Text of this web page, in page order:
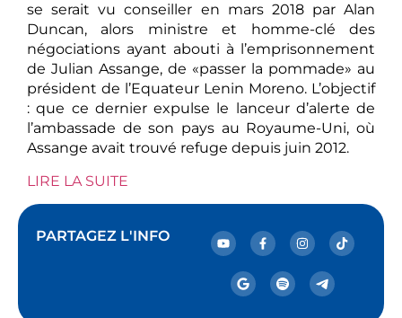
se serait vu conseiller en mars 2018 par Alan
Duncan, alors ministre et homme-clé des
négociations ayant abouti à l’emprisonnement
de Julian Assange, de «passer la pommade» au
président de l’Equateur Lenin Moreno. L’objectif
: que ce dernier expulse le lanceur d’alerte de
l’ambassade de son pays au Royaume-Uni, où
Assange avait trouvé refuge depuis juin 2012.
LIRE LA SUITE
PARTAGEZ L'INFO